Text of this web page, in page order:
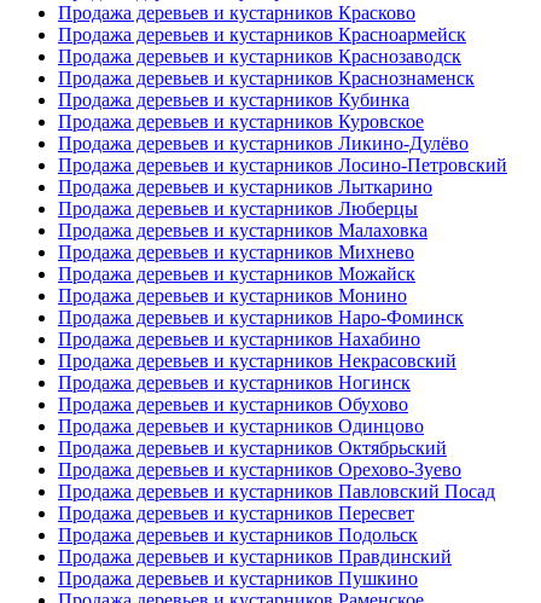
Продажа деревьев и кустарников Красково
Продажа деревьев и кустарников Красноармейск
Продажа деревьев и кустарников Краснозаводск
Продажа деревьев и кустарников Краснознаменск
Продажа деревьев и кустарников Кубинка
Продажа деревьев и кустарников Куровское
Продажа деревьев и кустарников Ликино-Дулёво
Продажа деревьев и кустарников Лосино-Петровский
Продажа деревьев и кустарников Лыткарино
Продажа деревьев и кустарников Люберцы
Продажа деревьев и кустарников Малаховка
Продажа деревьев и кустарников Михнево
Продажа деревьев и кустарников Можайск
Продажа деревьев и кустарников Монино
Продажа деревьев и кустарников Наро-Фоминск
Продажа деревьев и кустарников Нахабино
Продажа деревьев и кустарников Некрасовский
Продажа деревьев и кустарников Ногинск
Продажа деревьев и кустарников Обухово
Продажа деревьев и кустарников Одинцово
Продажа деревьев и кустарников Октябрьский
Продажа деревьев и кустарников Орехово-Зуево
Продажа деревьев и кустарников Павловский Посад
Продажа деревьев и кустарников Пересвет
Продажа деревьев и кустарников Подольск
Продажа деревьев и кустарников Правдинский
Продажа деревьев и кустарников Пушкино